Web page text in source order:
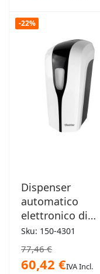
-22%
Dispenser
automatico
elettronico di
sapone
igienizzante
Sku: 150-4301
77,46 €
60,42 €IVA Incl.